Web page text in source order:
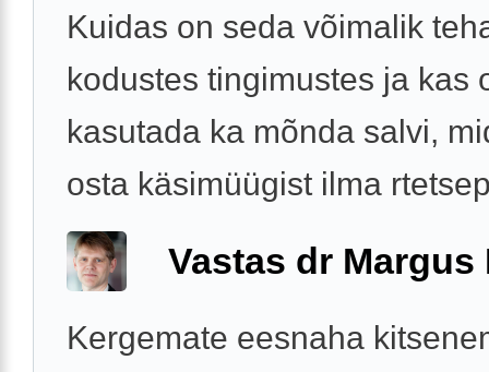
Kuidas on seda võimalik
kodustes tingimustes ja kas
kasutada ka mõnda salvi,
osta käsimüügist ilma
Vastas dr Margus
Kergemate eesnaha